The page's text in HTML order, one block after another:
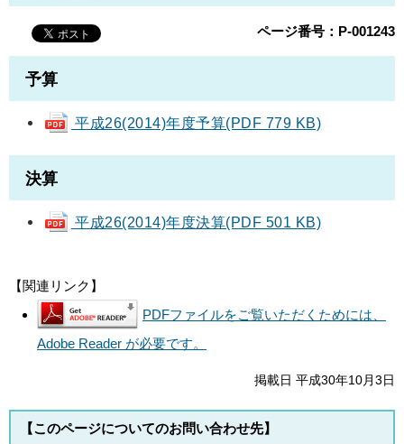
ページ番号：P-001243
予算
平成26(2014)年度予算(PDF 779 KB)
決算
平成26(2014)年度決算(PDF 501 KB)
【関連リンク】
PDFファイルをご覧いただくためには、
Adobe Reader が必要です。
掲載日 平成30年10月3日
【このページについてのお問い合わせ先】